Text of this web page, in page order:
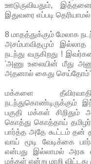
ஊடுருவியதும்,
இதுவரை எப்படி
8 மாதத்துக்கும் மேலாக
அசம்பாவிதமும்
நடந்து வருகிறது !
'அணு உலையின் மீது
அதனால் கைது செய்தோம்'
மக்களை
நடந்துகொண்டிருக்கும்
பகுதி மக்கள்
கொத்து கொத்தாய்
பார்த்த அதே கூட்டம் தன்
வாய் மூடி வேடிக்கை
என்பது இல்லாமல் அரசு
மக்கள் என்று மாறி